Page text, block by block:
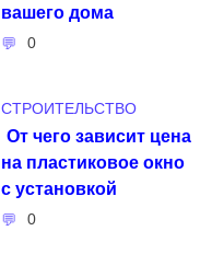
вашего дома
0
СТРОИТЕЛЬСТВО
От чего зависит цена
на пластиковое окно
с установкой
0